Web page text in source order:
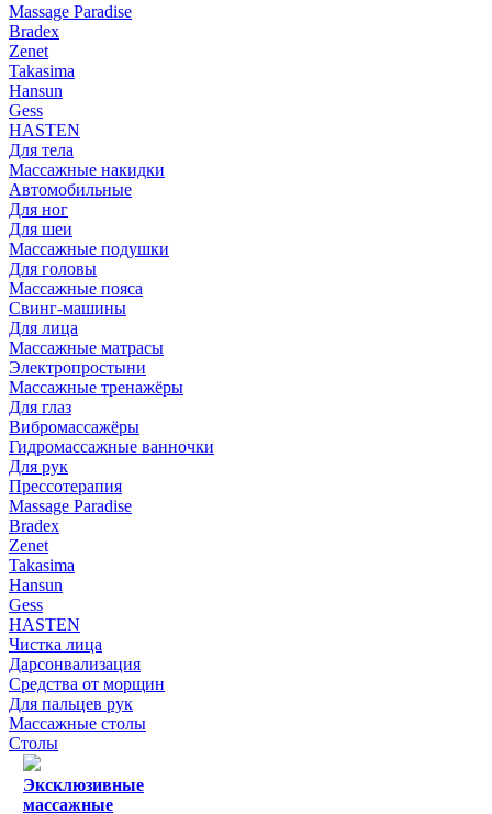
Massage Paradise
Bradex
Zenet
Takasima
Hansun
Gess
HASTEN
Для тела
Массажные накидки
Автомобильные
Для ног
Для шеи
Массажные подушки
Для головы
Массажные пояса
Свинг-машины
Для лица
Массажные матрасы
Электропростыни
Массажные тренажёры
Для глаз
Вибромассажёры
Гидромассажные ванночки
Для рук
Прессотерапия
Massage Paradise
Bradex
Zenet
Takasima
Hansun
Gess
HASTEN
Чистка лица
Дарсонвализация
Средства от морщин
Для пальцев рук
Массажные столы
Столы
Эксклюзивные
массажные